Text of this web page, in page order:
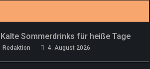
Kalte Sommerdrinks für heiße Tage
Redaktion 4. August 2026